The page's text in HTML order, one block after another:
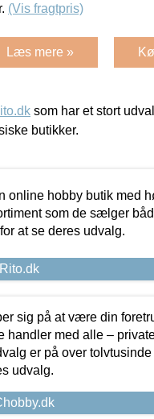
(Vis fragtpris)
Læs mere »
som har et stort
butikker.
online hobby butik med
som de sælger
at se deres udvalg.
sig på at være din
handler med alle –
er på over
udvalg.